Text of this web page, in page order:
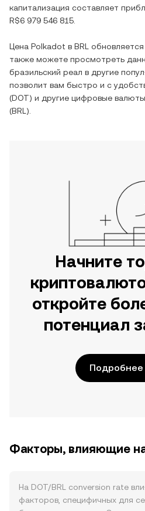
капитализация составляет
R$6 979 546 815
Цена Polkadot в BRL
также можете просмотреть
бразильский реал в другие
позволит вам быстро и с
(DOT) и другие цифровые
(BRL ).
Начните
откройте
потенциал
Подробнее
Факторы, влияющие на
На DOT/BRL conversion rate
факторов, специфичных для